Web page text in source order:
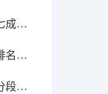
特招线上各选科占比：物理化学占七成，历史仅占三成
各选科本科线上留存率与选考人数排名完全相反
历史类考生：低分段占近半数，高分段锐减